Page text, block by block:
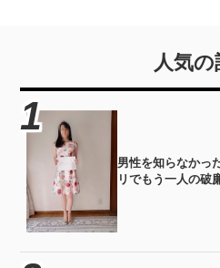
人気の
男性を知らなかっ
リでもう一人の破